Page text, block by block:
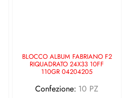
BLOCCO ALBUM FABRIANO F2
RIQUADRATO 24X33 10FF
110GR 04204205
Confezione: 10 PZ